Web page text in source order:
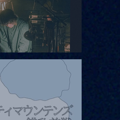
つり2026２days-月見ル君想フ編